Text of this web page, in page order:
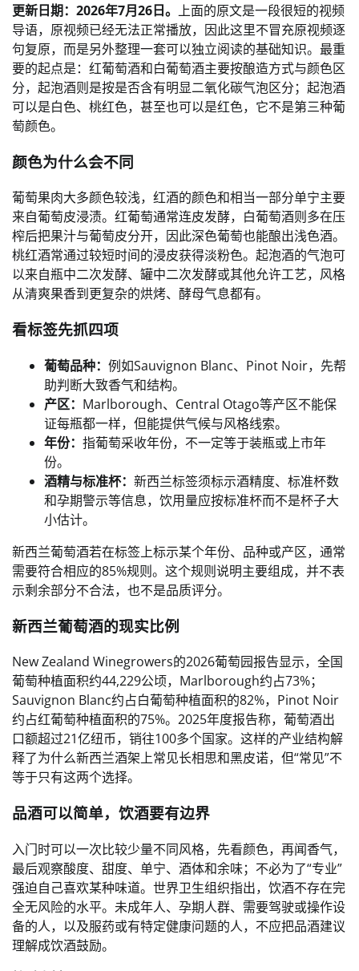
更新日期：2026年7月26日。 上面的原文是一段很短的视频
导语，原视频已经无法正常播放，因此这里不冒充原视频逐
句复原，而是另外整理一套可以独立阅读的基础知识。最重
要的起点是：红葡萄酒和白葡萄酒主要按酿造方式与颜色区
分，起泡酒则是按是否含有明显二氧化碳气泡区分；起泡酒
可以是白色、桃红色，甚至也可以是红色，它不是第三种葡
萄颜色。
颜色为什么会不同
葡萄果肉大多颜色较浅，红酒的颜色和相当一部分单宁主要
来自葡萄皮浸渍。红葡萄通常连皮发酵，白葡萄酒则多在压
榨后把果汁与葡萄皮分开，因此深色葡萄也能酿出浅色酒。
桃红酒常通过较短时间的浸皮获得淡粉色。起泡酒的气泡可
以来自瓶中二次发酵、罐中二次发酵或其他允许工艺，风格
从清爽果香到更复杂的烘烤、酵母气息都有。
看标签先抓四项
葡萄品种： 例如Sauvignon Blanc、Pinot Noir，先帮
助判断大致香气和结构。
产区： Marlborough、Central Otago等产区不能保
证每瓶都一样，但能提供气候与风格线索。
年份： 指葡萄采收年份，不一定等于装瓶或上市年
份。
酒精与标准杯： 新西兰标签须标示酒精度、标准杯数
和孕期警示等信息，饮用量应按标准杯而不是杯子大
小估计。
新西兰葡萄酒若在标签上标示某个年份、品种或产区，通常
需要符合相应的85%规则。这个规则说明主要组成，并不表
示剩余部分不合法，也不是品质评分。
新西兰葡萄酒的现实比例
New Zealand Winegrowers的2026葡萄园报告显示，全国
葡萄种植面积约44,229公顷，Marlborough约占73%；
Sauvignon Blanc约占白葡萄种植面积的82%，Pinot Noir
约占红葡萄种植面积的75%。2025年度报告称，葡萄酒出
口额超过21亿纽币，销往100多个国家。这样的产业结构解
释了为什么新西兰酒架上常见长相思和黑皮诺，但“常见”不
等于只有这两个选择。
品酒可以简单，饮酒要有边界
入门时可以一次比较少量不同风格，先看颜色，再闻香气，
最后观察酸度、甜度、单宁、酒体和余味；不必为了“专业”
强迫自己喜欢某种味道。世界卫生组织指出，饮酒不存在完
全无风险的水平。未成年人、孕期人群、需要驾驶或操作设
备的人，以及服药或有特定健康问题的人，不应把品酒建议
理解成饮酒鼓励。